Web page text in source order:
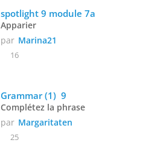
spotlight 9 module 7a
Apparier
par Marina21
16
Complétez la phrase
par Margaritaten
25